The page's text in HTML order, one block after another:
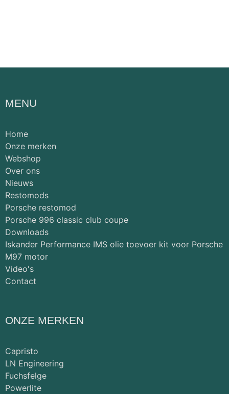
MENU
Home
Onze merken
Webshop
Over ons
Nieuws
Restomods
Porsche restomod
Porsche 996 classic club coupe
Downloads
Iskander Performance IMS olie toevoer kit voor Porsche
M97 motor
Video's
Contact
ONZE MERKEN
Capristo
LN Engineering
Fuchsfelge
Powerlite